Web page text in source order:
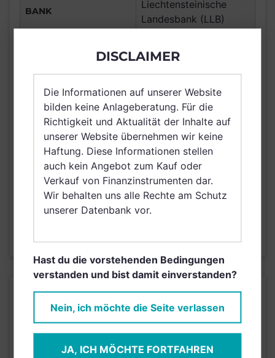
BANK
Liechtensteinische
Landesbank (LLB)
ANLAGETYP
Anleihenfonds,
Anleihen Global High
Yield EUR
ANLAGEREGION Global
ERTRAGSTYP thesaurierend
WÄHRUNG EUR
VERTRIEBSZULASSUNG
Deutschland,
Österreich
AUSGABEAUFSCHLAG 5,25%
KURSENTWICKLUNG
Einfach und kostenlos
registrieren, um dieses Feature
DISCLAIMER
Die Informationen auf unserer Website
bilden keine Anlageberatung. Für die
Richtigkeit und Aktualität der Inhalte auf
unserer Website übernehmen wir keine
Haftung. Diese Informationen stellen
auch kein Angebot zum Kauf oder
Verkauf von Finanzinstrumenten dar.
Wir behalten uns alle Rechte am Schutz
unserer Datenbank vor.
Hast du die vorstehenden Bedingungen
verstanden und bist damit einverstanden?
Nein, ich möchte die Seite verlassen
JA, ICH MÖCHTE FORTFAHREN